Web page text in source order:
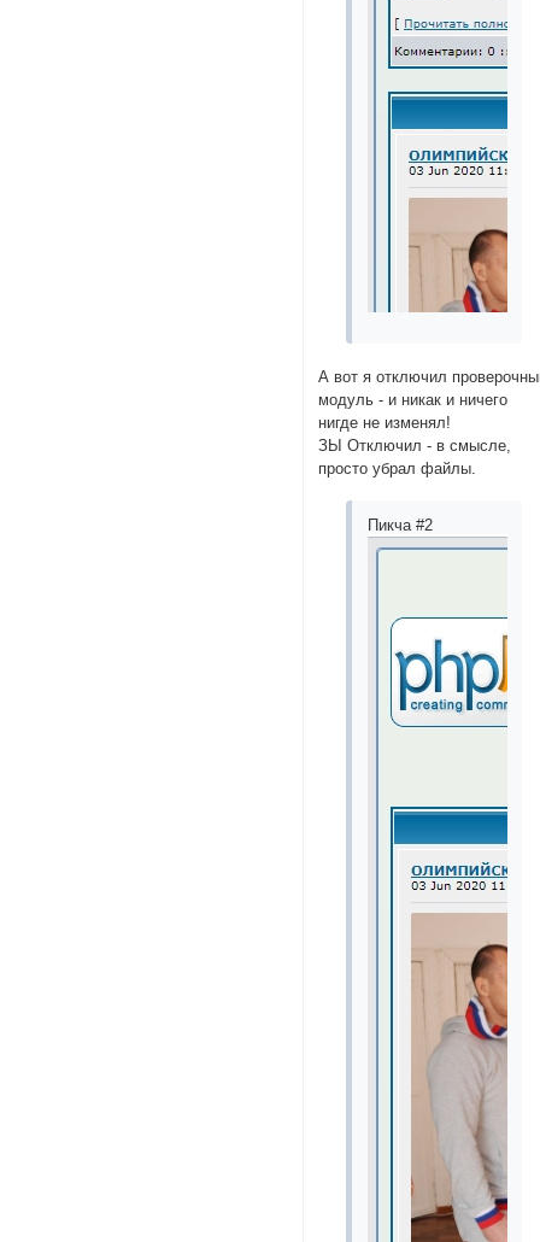
А вот я отключил
модуль - и никак и ничего
нигде не изменял!
ЗЫ Отключил - в смысле,
просто убрал файлы.
Пикча #2